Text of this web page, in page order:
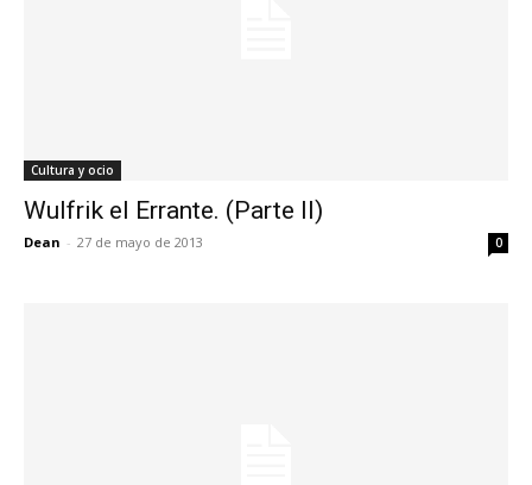
Cultura y ocio
Wulfrik el Errante. (Parte II)
Dean - 27 de mayo de 2013 0